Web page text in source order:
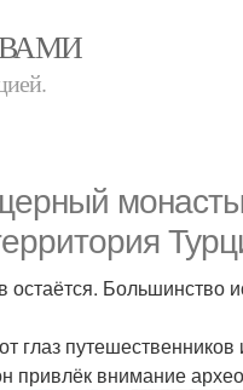
Большинство
глаз путешественников
внимание